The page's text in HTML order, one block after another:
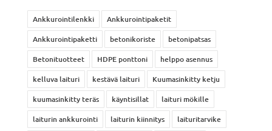
Ankkurointilenkki
Ankkurointipaketit
Ankkurointipaketti
betonikoriste
betonipatsas
Betonituotteet
HDPE ponttoni
helppo asennus
kelluva laituri
kestävä laituri
Kuumasinkitty ketju
kuumasinkitty teräs
käyntisillat
laituri mökille
laiturin ankkurointi
laiturin kiinnitys
laituritarvike